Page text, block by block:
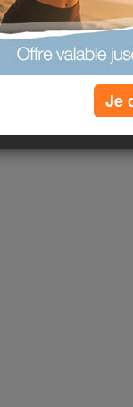
Suiv. › »
Je